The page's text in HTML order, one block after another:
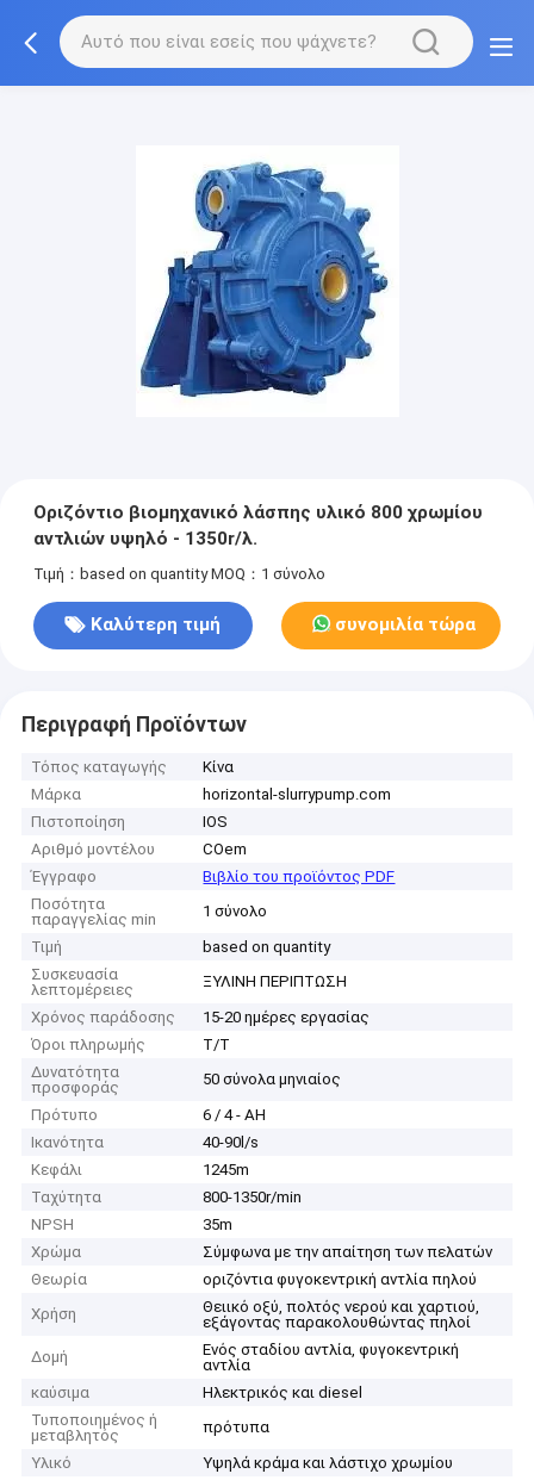
Οριζόντιο βιομηχανικό λάσπης υλικό 800 χρωμίου
αντλιών υψηλό - 1350r/λ.
Τιμή：based on quantity MOQ：1 σύνολο
Καλύτερη τιμή συνομιλία τώρα
Περιγραφή Προϊόντων
Τόπος καταγωγής
Κίνα
Μάρκα
horizontal-slurrypump.com
Πιστοποίηση
IOS
Αριθμό μοντέλου
COem
Έγγραφο
Βιβλίο του προϊόντος PDF
Ποσότητα
παραγγελίας min
1 σύνολο
Τιμή
based on quantity
Συσκευασία
λεπτομέρειες
ΞΥΛΙΝΗ ΠΕΡΙΠΤΩΣΗ
Χρόνος παράδοσης
15-20 ημέρες εργασίας
Όροι πληρωμής
T/T
Δυνατότητα
προσφοράς
50 σύνολα μηνιαίος
Πρότυπο
6 / 4 - AH
Ικανότητα
40-90l/s
Κεφάλι
1245m
Ταχύτητα
800-1350r/min
NPSH
35m
Χρώμα
Σύμφωνα με την απαίτηση των πελατών
Θεωρία
οριζόντια φυγοκεντρική αντλία πηλού
Χρήση
Θειικό οξύ, πολτός νερού και χαρτιού,
εξάγοντας παρακολουθώντας πηλοί
Δομή
Ενός σταδίου αντλία, φυγοκεντρική
αντλία
καύσιμα
Ηλεκτρικός και diesel
Τυποποιημένος ή
μεταβλητός
πρότυπα
Υλικό
Υψηλά κράμα και λάστιχο χρωμίου